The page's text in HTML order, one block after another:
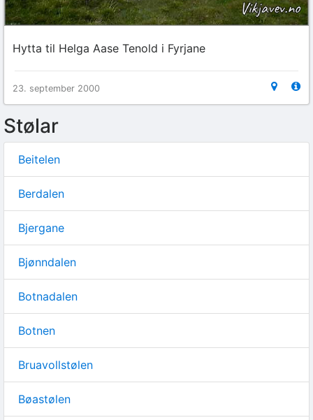
Hytta til Helga Aase Tenold i Fyrjane
23. september 2000
Stølar
Beitelen
Berdalen
Bjergane
Bjønndalen
Botnadalen
Botnen
Bruavollstølen
Bøastølen